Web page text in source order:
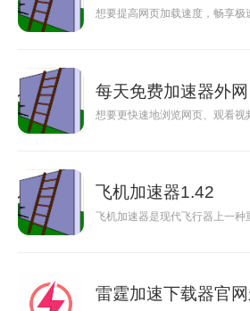
想要提高网页加载速度，畅享
每天免费加速器外网
想要更快速地浏览网页、观看
飞机加速器1.42
飞机加速器是现代飞行器上一
雷霆加速下载器官